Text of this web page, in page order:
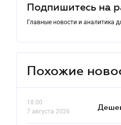
Подпишитесь на
Главные новости и аналитика
Похожие
18.00
7 августа 2026